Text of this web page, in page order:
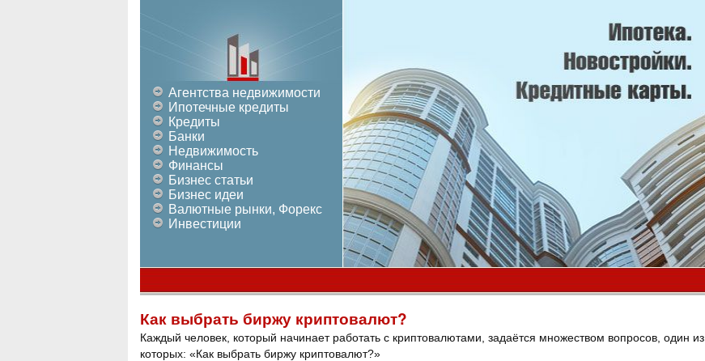
Агентства недвижимости
Ипотечные кредиты
Кредиты
Банки
Недвижимость
Финансы
Бизнес статьи
Бизнес идеи
Валютные рынки, Форекс
Инвестиции
Как выбрать биржу криптовалют?
Каждый человек, который начинает работать с криптовалютами, задаётся множеством вопросов, один из
которых: «Как выбрать биржу криптовалют?»